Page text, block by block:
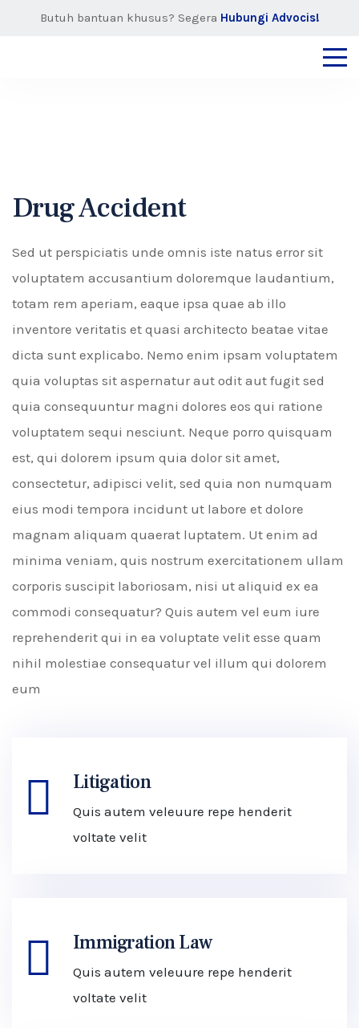
Butuh bantuan khusus? Segera Hubungi Advocis!
Drug Accident
Sed ut perspiciatis unde omnis iste natus error sit
voluptatem accusantium doloremque laudantium,
totam rem aperiam, eaque ipsa quae ab illo
inventore veritatis et quasi architecto beatae vitae
dicta sunt explicabo. Nemo enim ipsam voluptatem
quia voluptas sit aspernatur aut odit aut fugit sed
quia consequuntur magni dolores eos qui ratione
voluptatem sequi nesciunt. Neque porro quisquam
est, qui dolorem ipsum quia dolor sit amet,
consectetur, adipisci velit, sed quia non numquam
eius modi tempora incidunt ut labore et dolore
magnam aliquam quaerat luptatem. Ut enim ad
minima veniam, quis nostrum exercitationem ullam
corporis suscipit laboriosam, nisi ut aliquid ex ea
commodi consequatur? Quis autem vel eum iure
reprehenderit qui in ea voluptate velit esse quam
nihil molestiae consequatur vel illum qui dolorem
eum
Litigation
Quis autem veleuure repe henderit
voltate velit
Immigration Law
Quis autem veleuure repe henderit
voltate velit